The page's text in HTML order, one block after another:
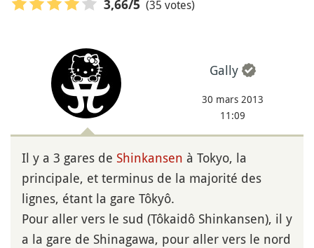
3,66/5 (35 votes)
Gally
30 mars 2013
11:09
Il y a 3 gares de Shinkansen à Tokyo, la
principale, et terminus de la majorité des
lignes, étant la gare Tôkyô.
Pour aller vers le sud (Tôkaidô Shinkansen), il y
a la gare de Shinagawa, pour aller vers le nord